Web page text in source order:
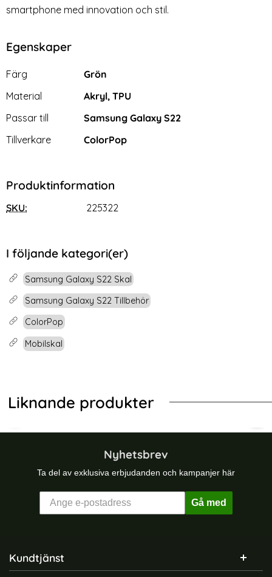
smartphone med innovation och stil.
Egenskaper
Egenskaper/attribut för denna produkt
Attribut
Färg
Grön
Material
Akryl, TPU
Passar till
Samsung Galaxy S22
Tillverkare
ColorPop
Produktinformation
SKU: 225322
I följande kategori(er)
Samsung Galaxy S22 Skal
Samsung Galaxy S22 Tillbehör
ColorPop
Mobilskal
Liknande produkter
13 - Hybrid Skal Med Kortfack - GrönColorPop Samsung Galaxy S22
Nyhetsbrev
Ta del av exklusiva erbjudanden och kampanjer här
Gå med
Sidfot Blandad info och länkar
Kundtjänst